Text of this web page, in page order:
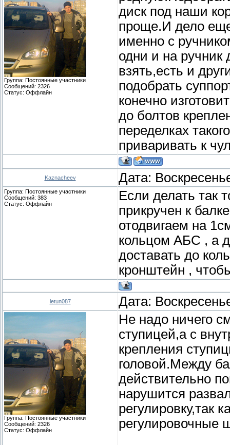
Группа: Постоянные участники
Сообщений: 2326
Статус: Оффлайн
диск под наши
проще.И дело еще
именно с
одни и на ручник
взять,есть и
подобрать
конечно
до болтов
переделках
приваривать к
Kaznacheev Дата:
Группа: Постоянные участники
Сообщений: 383
Статус: Оффлайн
Если делать так
прикручен к
отодвигаем на
кольцом АБС , а
доставать до
кронштейн ,
letun087 Дата:
Группа: Постоянные участники
Сообщений: 2326
Статус: Оффлайн
Не надо ничего
ступицей,а с
крепления
головой.Между
действительно
нарушится
регулировку,так
регулировочные